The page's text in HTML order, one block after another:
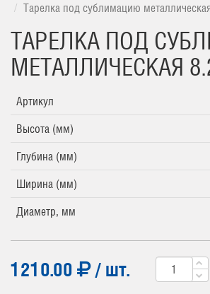
Тарелка под сублимацию
ТАРЕЛКА ПОД
МЕТАЛЛИЧЕСКАЯ
Артикул
Высота (мм)
Глубина (мм)
Ширина (мм)
Диаметр, мм
1210.00 / шт.